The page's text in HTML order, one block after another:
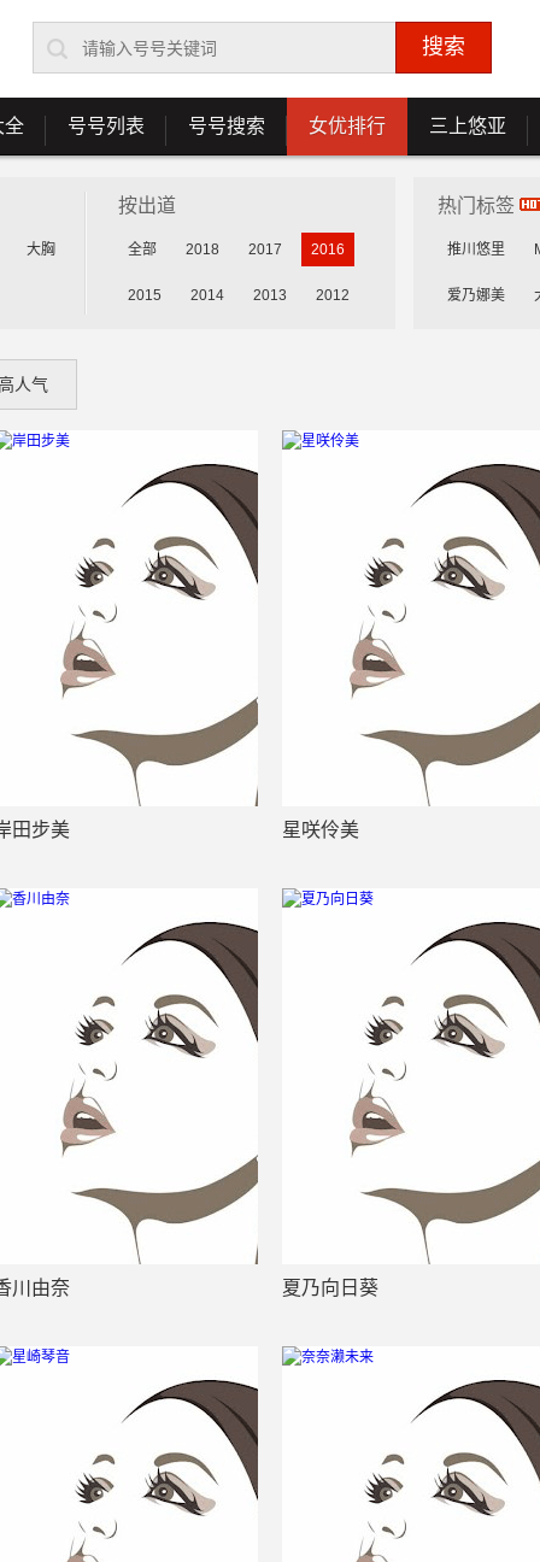
全 号号列表 号号搜索 女优排行 三上悠亚
大胸
按出道
全部 2018 2017 2016
2015 2014 2013 2012
热门标签
推川悠里
爱乃娜美
人气
田步美 星咲伶美
川由奈 夏乃向日葵